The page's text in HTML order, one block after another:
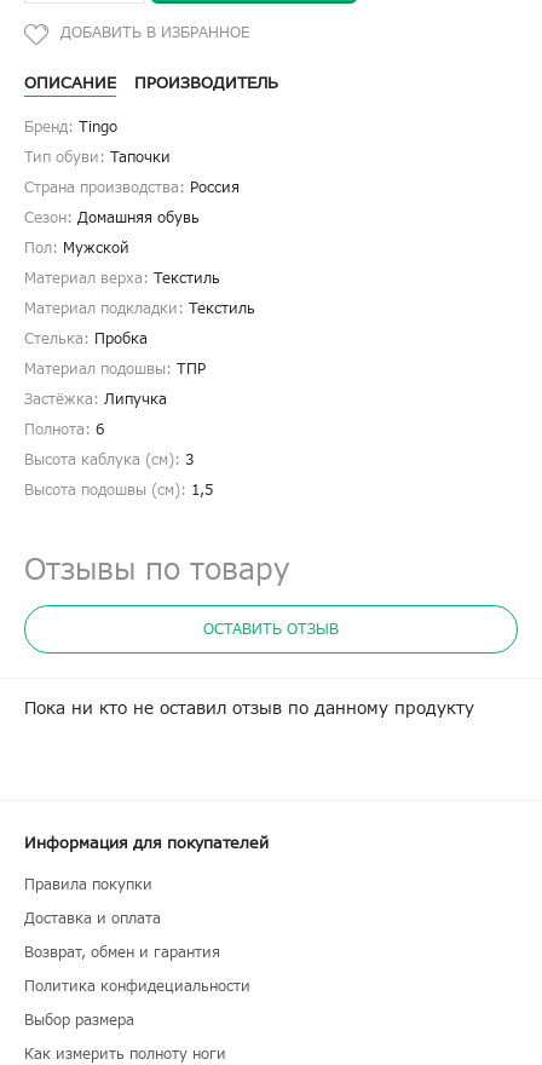
ОПИСАНИЕ ПРОИЗВОДИТЕЛЬ
Бренд: Tingo
Тип обуви: Тапочки
Страна производства: Россия
Сезон: Домашняя обувь
Пол: Мужской
Материал верха: Текстиль
Материал подкладки: Текстиль
Стелька: Пробка
Материал подошвы: ТПР
Застёжка: Липучка
Полнота: 6
Высота каблука (см): 3
Высота подошвы (см): 1,5
Отзывы по товару
ОСТАВИТЬ ОТЗЫВ
Пока ни кто не оставил отзыв по данному продукту
Информация для покупателей
Правила покупки
Доставка и оплата
Возврат, обмен и гарантия
Политика конфидециальности
Выбор размера
Как измерить полноту ноги